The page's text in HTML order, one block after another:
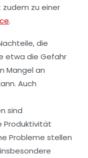
zudem zu einer
.
, die
etwa die Gefahr
Mangel an
Auch
sind
Produktivität
Probleme stellen